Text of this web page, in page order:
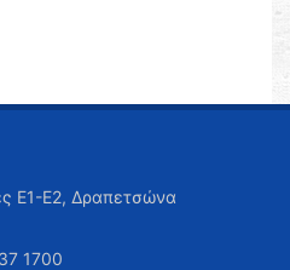
Ε1-Ε2, Δραπετσώνα
1700